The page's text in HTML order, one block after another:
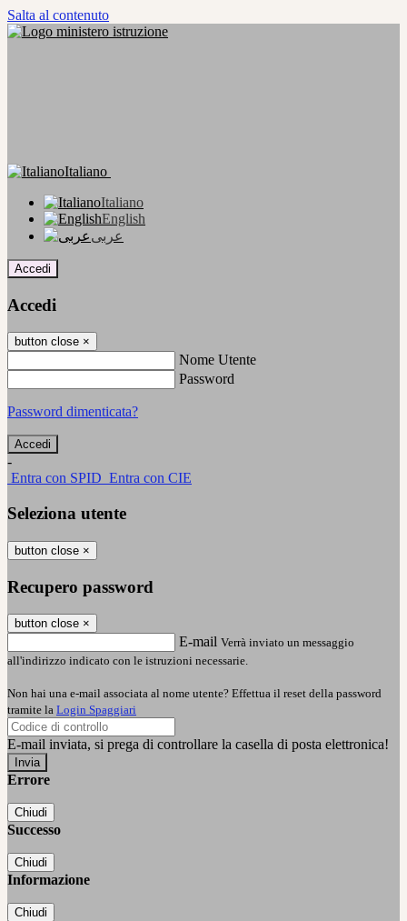
Salta al contenuto
Italiano
Italiano
English
عربى
Accedi
Accedi
button close ×
Nome Utente
Password
Password dimenticata?
-
Entra con SPID Entra con CIE
Seleziona utente
button close ×
Recupero password
button close ×
E-mail Verrà inviato un messaggio
all'indirizzo indicato con le istruzioni necessarie.
Non hai una e-mail associata al nome utente? Effettua il reset della password
tramite la Login Spaggiari
E-mail inviata, si prega di controllare la casella di posta elettronica!
Errore
Chiudi
Successo
Chiudi
Informazione
Chiudi